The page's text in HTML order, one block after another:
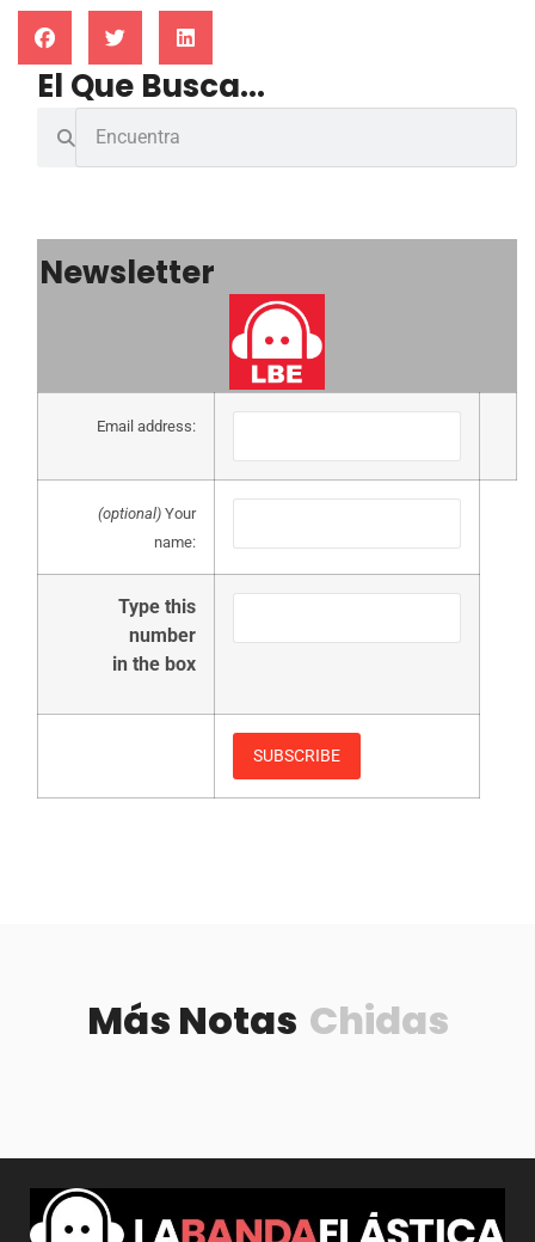
El Que Busca...
Newsletter
Email address:
(optional) Your
name:
Type this
number
in the box
Más Notas Chidas